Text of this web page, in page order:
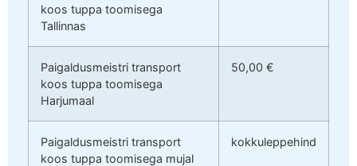
koos tuppa toomisega
Tallinnas
Paigaldusmeistri transport
koos tuppa toomisega
Harjumaal
50,00 €
Paigaldusmeistri transport
koos tuppa toomisega mujal
kokkuleppehind